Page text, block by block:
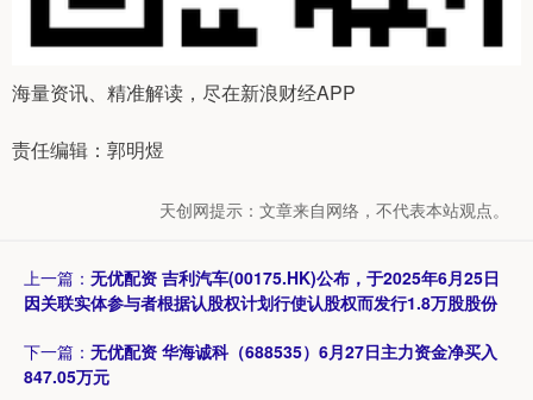
海量资讯、精准解读，尽在新浪财经APP
责任编辑：郭明煜
天创网提示：文章来自网络，不代表本站观点。
上一篇： 无优配资 吉利汽车(00175.HK)公布，于2025年6月25日
因关联实体参与者根据认股权计划行使认股权而发行1.8万股股份
下一篇： 无优配资 华海诚科（688535）6月27日主力资金净买入
847.05万元